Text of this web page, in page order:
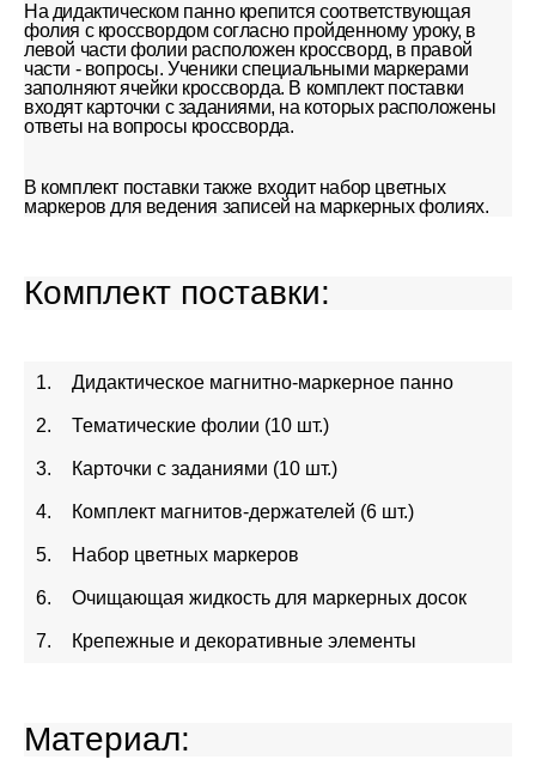
На дидактическом панно крепится соответствующая
фолия с кроссвордом согласно пройденному уроку, в
левой части фолии расположен кроссворд, в правой
части - вопросы. Ученики специальными маркерами
заполняют ячейки кроссворда. В комплект поставки
входят карточки с заданиями, на которых расположены
ответы на вопросы кроссворда.
В комплект поставки также входит набор цветных
маркеров для ведения записей на маркерных фолиях.
Комплект поставки:
Дидактическое магнитно-маркерное панно
Тематические фолии (10 шт.)
Карточки с заданиями (10 шт.)
Комплект магнитов-держателей (6 шт.)
Набор цветных маркеров
Очищающая жидкость для маркерных досок
Крепежные и декоративные элементы
Материал: